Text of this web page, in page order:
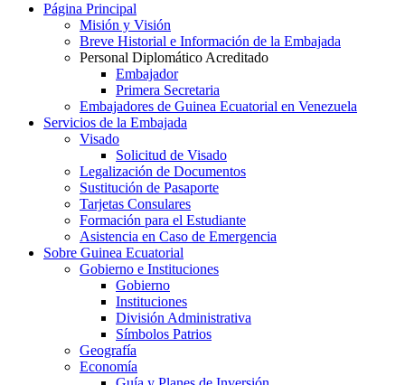
Página Principal
Misión y Visión
Breve Historial e Información de la Embajada
Personal Diplomático Acreditado
Embajador
Primera Secretaria
Embajadores de Guinea Ecuatorial en Venezuela
Servicios de la Embajada
Visado
Solicitud de Visado
Legalización de Documentos
Sustitución de Pasaporte
Tarjetas Consulares
Formación para el Estudiante
Asistencia en Caso de Emergencia
Sobre Guinea Ecuatorial
Gobierno e Instituciones
Gobierno
Instituciones
División Administrativa
Símbolos Patrios
Geografía
Economía